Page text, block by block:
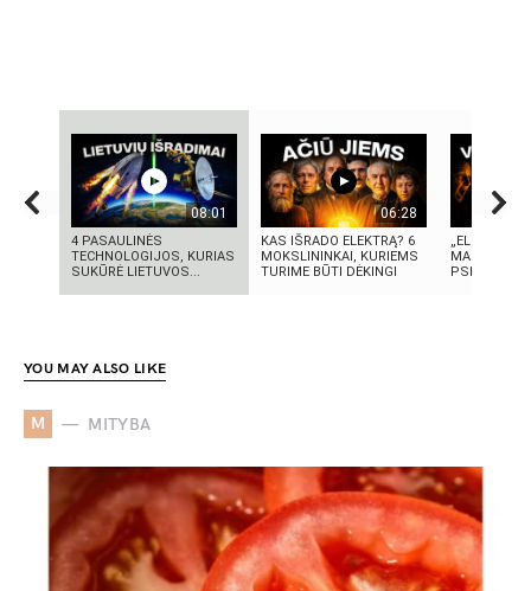
08:01
4 PASAULINĖS
TECHNOLOGIJOS, KURIAS
SUKŪRĖ LIETUVOS...
06:28
KAS IŠRADO ELEKTRĄ? 6
MOKSLININKAI, KURIEMS
TURIME BŪTI DĖKINGI
„ELEKTROS
MASINĖ
PSICHOZĖ
YOU MAY ALSO LIKE
M MITYBA